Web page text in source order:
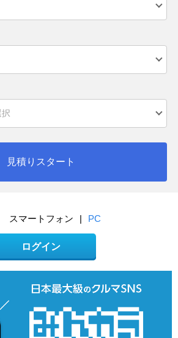
見積りスタート
スマートフォン PC
ログイン